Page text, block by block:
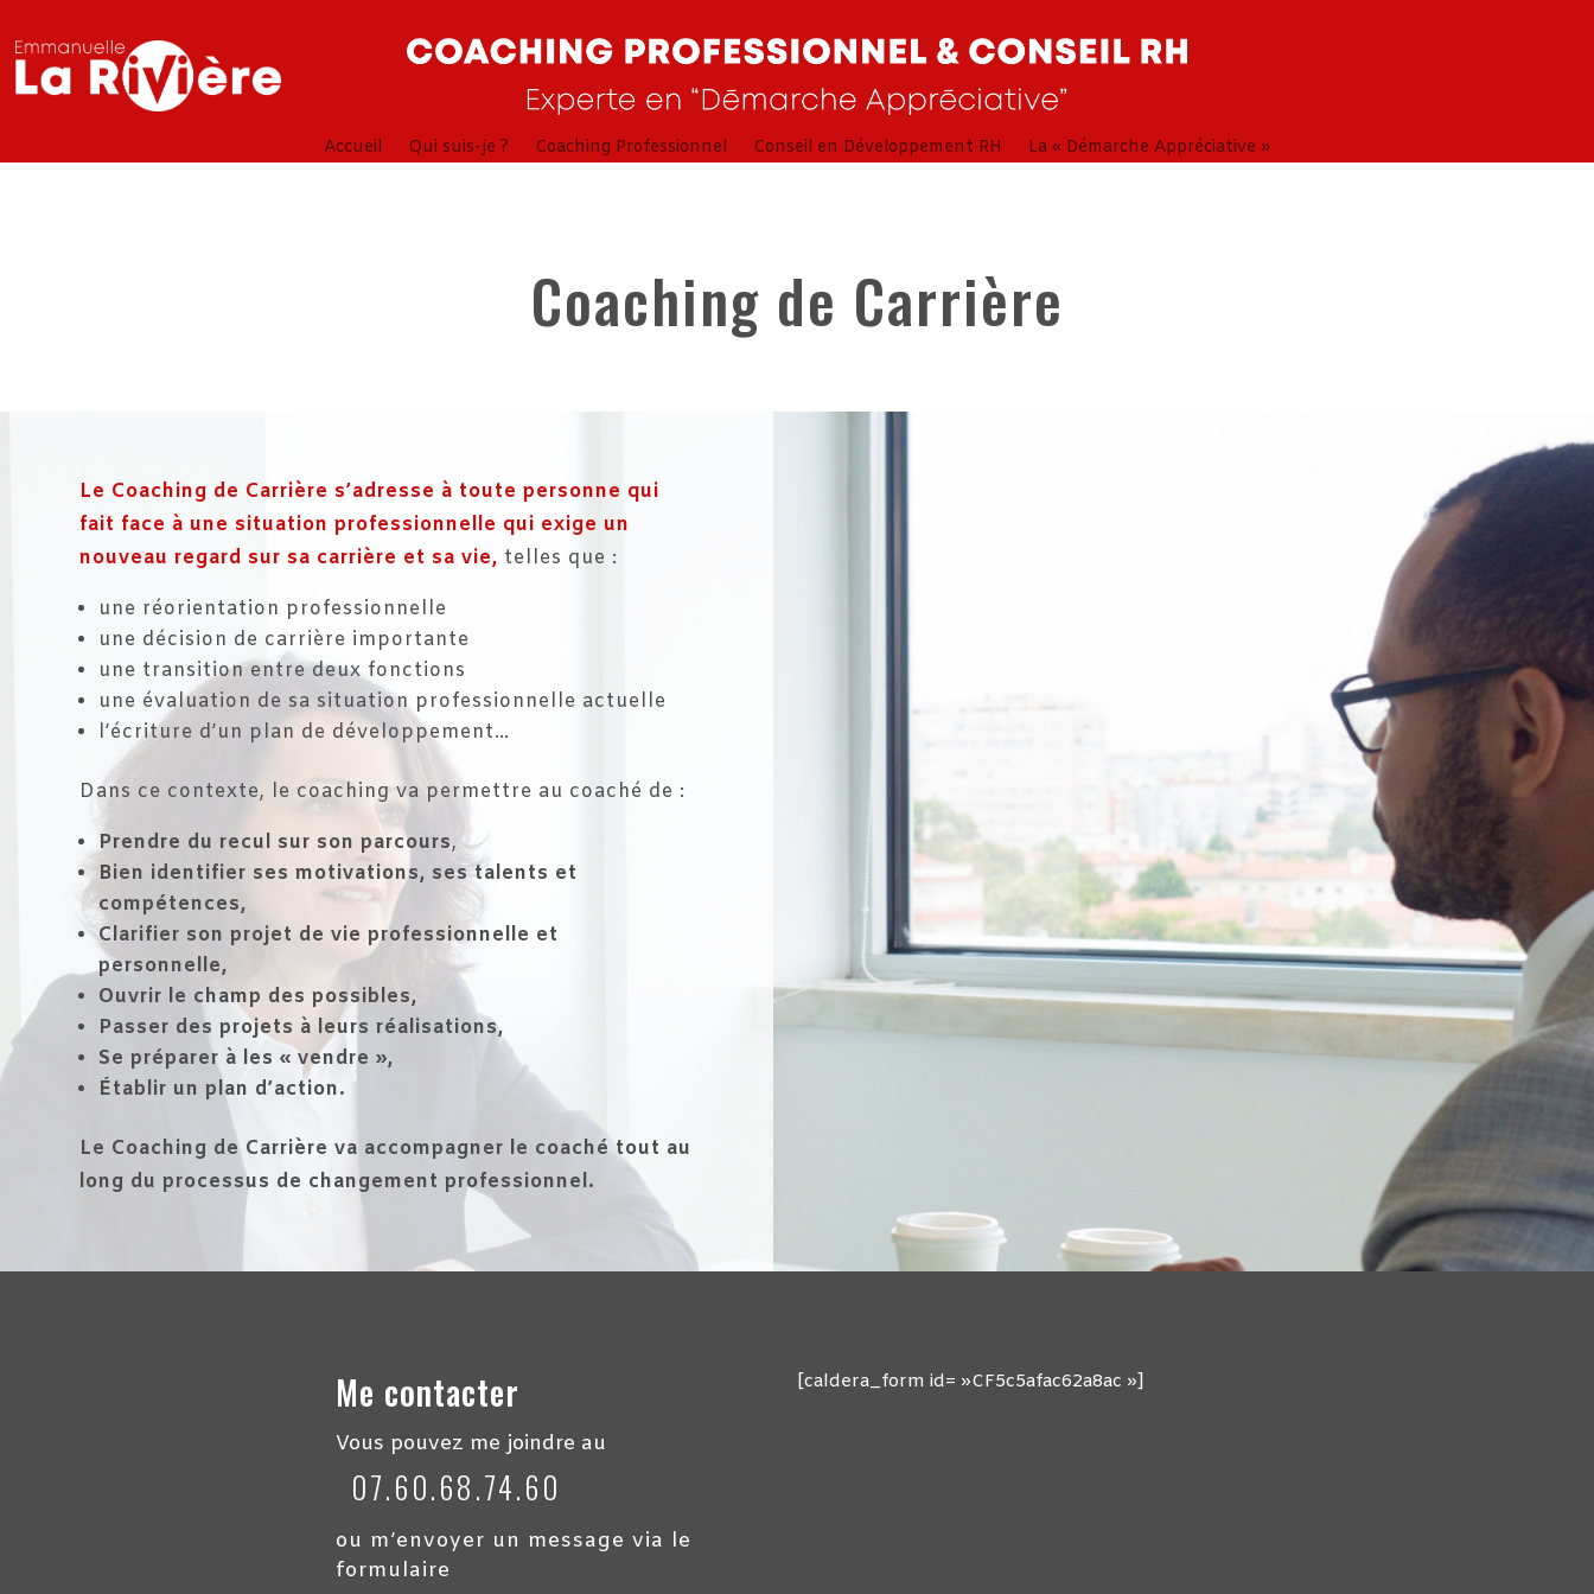
Accueil Qui suis-je ? Coaching Professionnel Conseil en Développement RH La « Démarche Appréciative »
Coaching de Carrière
Le Coaching de Carrière s’adresse à toute personne qui
fait face à une situation professionnelle qui exige un
nouveau regard sur sa carrière et sa vie, telles que :
une réorientation professionnelle
une décision de carrière importante
une transition entre deux fonctions
une évaluation de sa situation professionnelle actuelle
l’écriture d’un plan de développement…
Dans ce contexte, le coaching va permettre au coaché de :
Prendre du recul sur son parcours,
Bien identifier ses motivations, ses talents et
compétences,
Clarifier son projet de vie professionnelle et
personnelle,
Ouvrir le champ des possibles,
Passer des projets à leurs réalisations,
Se préparer à les « vendre »,
Établir un plan d’action.
Le Coaching de Carrière va accompagner le coaché tout au
long du processus de changement professionnel.
Me contacter
Vous pouvez me joindre au
07.60.68.74.60
ou m’envoyer un message via le
formulaire
[caldera_form id= »CF5c5afac62a8ac »]